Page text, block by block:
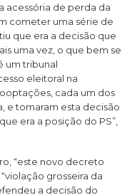
acessória de perda da
cometer uma série de
que era a decisão que
uma vez, o que bem se
um tribunal
eleitoral na
cada um dos
e tomaram esta decisão
era a posição do PS”,
“este novo decreto
grosseira da
a decisão do